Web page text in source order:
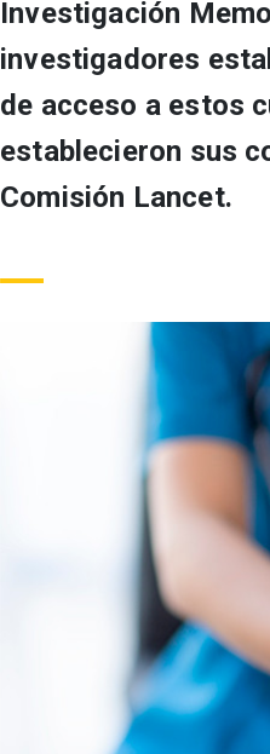
Investigación
investigadores
de acceso a estos
establecieron sus
Comisión Lancet.